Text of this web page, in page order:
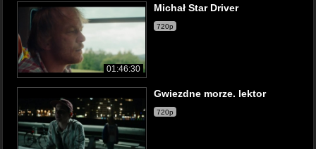
01:46:30
Michał Star Driver
720p
Gwiezdne morze. lektor
720p